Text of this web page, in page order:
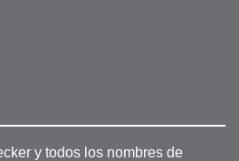
y todos los nombres de